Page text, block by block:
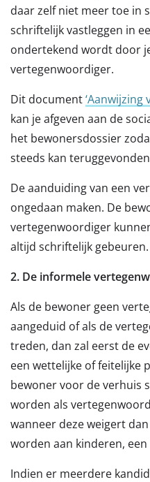
daar zelf niet meer toe in
schriftelijk vastleggen in
ondertekend wordt door
vertegenwoordiger.
Dit document‘Aanwijzing
kan je afgeven aan de
het bewonersdossier
steeds kan
De aanduiding van een
ongedaan maken. De
vertegenwoordiger
altijd schriftelijk gebeuren.
2. De informele
Als de bewoner geen
aangeduid of als de
treden, dan zal eerst de
een wettelijke of feitelijke
bewoner voor de verhuis
worden als
wanneer deze weigert
worden aan kinderen,
Indien er meerdere